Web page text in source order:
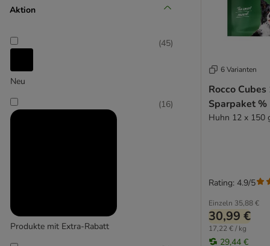
Chewies
Coya
DEGRO
Dentalife
Ferplast
FRESCO - Martin Rütter Trainingssnacks
(1)
Aktion
Neu
(45)
Produkte mit Extra-Rabatt
(16)
6 Varianten
Rocco
Sparpaket %
Huhn 12 x 150
Einzeln 35,88 €
30,99 €
17,22 € / kg
29,44 €
Rating: 4.9/5